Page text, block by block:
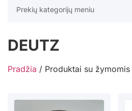
Prekių kategorijų meniu
DEUTZ
Pradžia / Produktai su žymomis